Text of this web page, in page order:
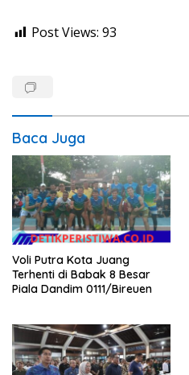
Post Views: 93
Baca Juga
Voli Putra Kota Juang
Terhenti di Babak 8 Besar
Piala Dandim 0111/Bireuen